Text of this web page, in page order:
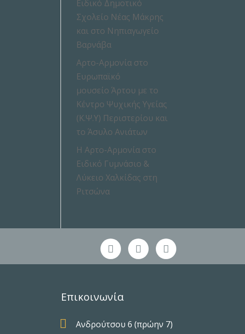
Ειδικό Δημοτικό
Σχολείο Νέας Μάκρης
και στο Νηπιαγωγείο
Βαρνάβα
Αρτο-Αρμονία στο
Ευρωπαϊκό
μουσείο Άρτου με το
Κέντρο Ψυχικής Υγείας
(Κ.Ψ.Υ) Περιστερίου και
το Άσυλο Ανιάτων
Η Αρτο-Αρμονία στο
Ειδικό Γυμνάσιο &
Λύκειο Χαλκίδας στη
Ριτσώνα
Επικοινωνία

Ανδρούτσου 6 (πρώην 7)